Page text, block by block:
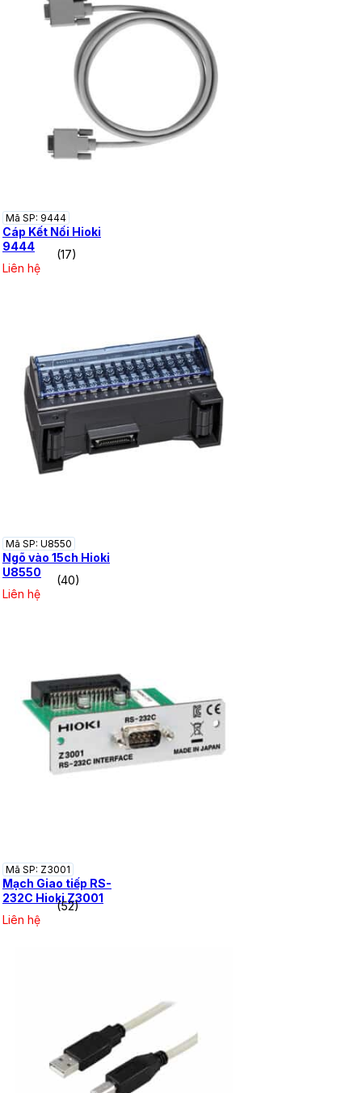
Mã SP: 9444
Cáp Kết Nối Hioki
9444
(17)
Liên hệ
Mã SP: U8550
Ngõ vào 15ch Hioki
U8550
(40)
Liên hệ
Mã SP: Z3001
Mạch Giao tiếp RS-
232C Hioki Z3001
(52)
Liên hệ